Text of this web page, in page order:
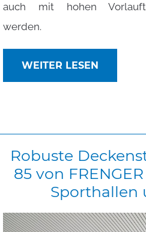
auch mit hohen
werden.
WEITER LESEN
Robuste
85 von FRENGER
Sporthallen